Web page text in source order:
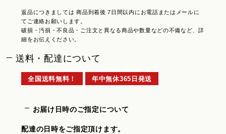
返品につきましては 商品到着後 7日間以内にお電話またはメールに
てご連絡お願いします。
破損・汚損・不良品・ご注文と異なる商品や数量などの不備など、詳
細をお伝えください。
送料・配達について
全国送料無料！ 年中無休365日発送
お届け日時のご指定について
配達の日時をご指定頂けます。